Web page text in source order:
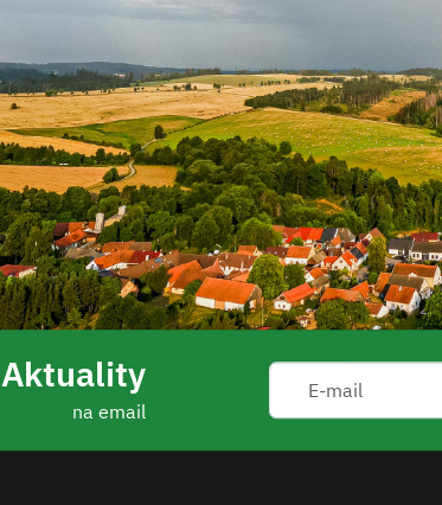
Aktuality
na email